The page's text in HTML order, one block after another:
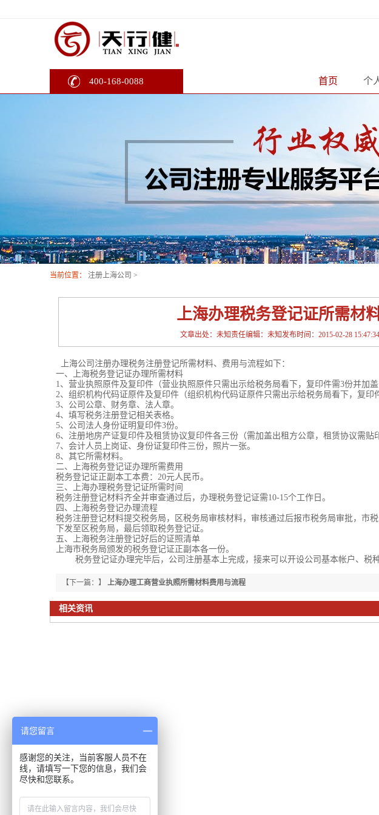
400-168-0088 个
首页
当前位置： 注册上海公司 >
上海办理税务登记证所需材
文章出处：未知责任编辑：未知发布时间：2015-02-28 15:47:34
上海公司注册办理税务注册登记所需材料、费用与流程如下：
一、上海税务登记证办理所需材料
1、营业执照原件及复印件（营业执照原件只需出示给税务局看下，复印件需3份并加盖
2、组织机构代码证原件及复印件（组织机构代码证原件只需出示给税务局看下，复印
3、公司公章、财务章、法人章。
4、填写税务注册登记相关表格。
5、公司法人身份证明复印件3份。
6、注册地房产证复印件及租赁协议复印件各三份（需加盖出租方公章，租赁协议需贴
7、会计人员上岗证、身份证复印件三份，照片一张。
8、其它所需材料。
二、上海税务登记证办理所需费用
税务登记证正副本工本费：20元人民币。
三、上海办理税务登记证所需时间
税务注册登记材料齐全并审查通过后，办理税务登记证需10-15个工作日。
四、上海税务登记办理流程
税务注册登记材料提交税务局，区税务局审核材料，审核通过后报市税务局审批，市
下发至区税务局，最后领取税务登记证。
五、上海税务注册登记好后的证照清单
上海市税务局颁发的税务登记证正副本各一份。
税务登记证办理完毕后，公司注册基本上完成，接来可以开设公司基本帐户、税种
【下一篇：】 上海办理工商营业执照所需材料费用与流程
相关资讯
请您留言
感谢您的关注，当前客服人员不在
线，请填写一下您的信息，我们会
尽快和您联系。